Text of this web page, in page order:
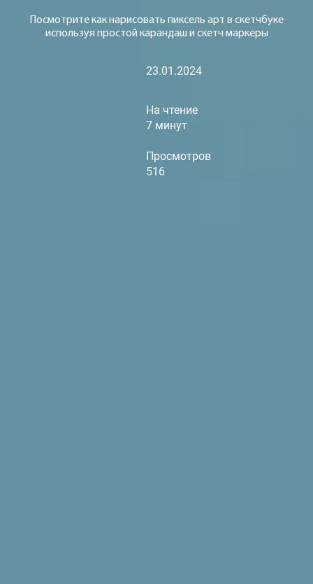
Посмотрите как нарисовать пиксель арт в скетчбуке
используя простой карандаш и скетч маркеры
23.01.2024
На чтение
7 минут
Просмотров
516